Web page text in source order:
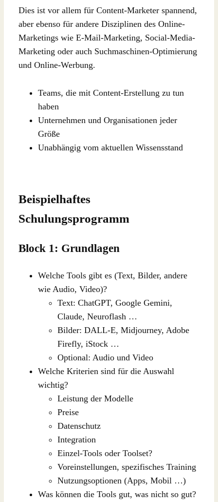
Dies ist vor allem für Content-Marketer spannend,
aber ebenso für andere Disziplinen des Online-
Marketings wie E-Mail-Marketing, Social-Media-
Marketing oder auch Suchmaschinen-Optimierung
und Online-Werbung.
Teams, die mit Content-Erstellung zu tun
haben
Unternehmen und Organisationen jeder
Größe
Unabhängig vom aktuellen Wissensstand
Beispielhaftes
Schulungsprogramm
Block 1: Grundlagen
Welche Tools gibt es (Text, Bilder, andere
wie Audio, Video)?
Text: ChatGPT, Google Gemini,
Claude, Neuroflash …
Bilder: DALL-E, Midjourney, Adobe
Firefly, iStock …
Optional: Audio und Video
Welche Kriterien sind für die Auswahl
wichtig?
Leistung der Modelle
Preise
Datenschutz
Integration
Einzel-Tools oder Toolset?
Voreinstellungen, spezifisches Training
Nutzungsoptionen (Apps, Mobil …)
Was können die Tools gut, was nicht so gut?